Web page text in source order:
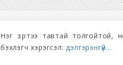
Нэг үзүүртээ тавтай толгойтой,
бэхлэгч хэрэгсэл:дэлгэрэнгүй...